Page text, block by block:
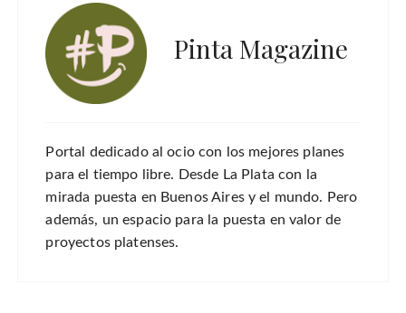
Pinta Magazine
Portal dedicado al ocio con los mejores planes
para el tiempo libre. Desde La Plata con la
mirada puesta en Buenos Aires y el mundo. Pero
además, un espacio para la puesta en valor de
proyectos platenses.